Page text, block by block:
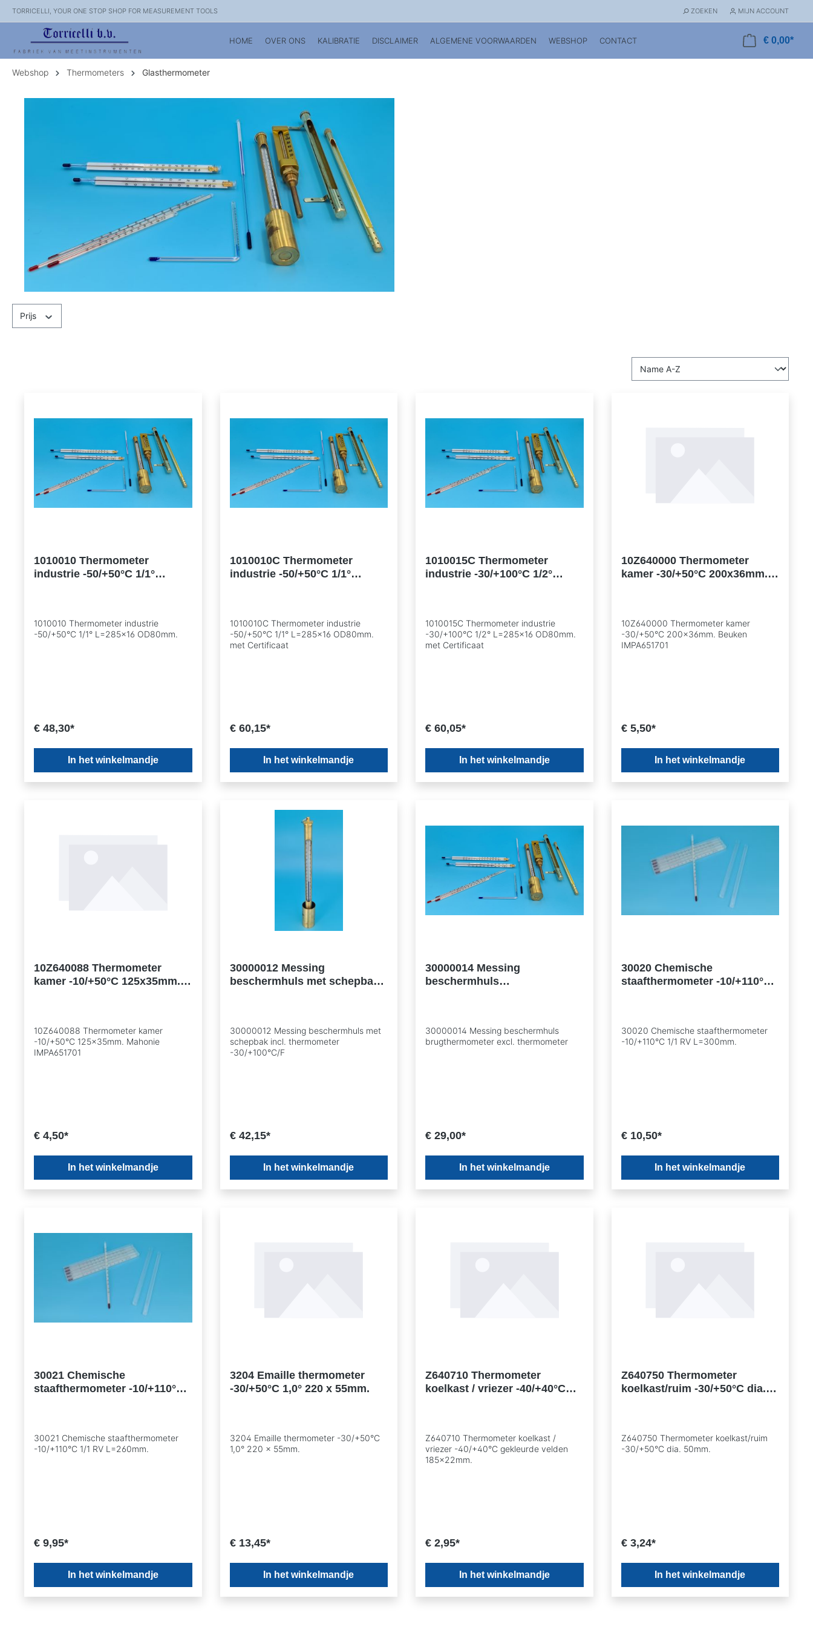
TORRICELLI, YOUR ONE STOP SHOP FOR MEASUREMENT TOOLS ZOEKEN MIJN ACCOUNT
HOME OVER ONS KALIBRATIE DISCLAIMER ALGEMENE VOORWAARDEN WEBSHOP CONTACT € 0,00*
Webshop Thermometers Glasthermometer
Prijs
1010010 Thermometer
industrie -50/+50°C 1/1°
1010010 Thermometer industrie
-50/+50°C 1/1° L=285x16 OD80mm.
€ 48,30*
In het winkelmandje
1010010C Thermometer
industrie -50/+50°C 1/1°
1010010C Thermometer industrie
-50/+50°C 1/1° L=285x16 OD80mm.
met Certificaat
€ 60,15*
In het winkelmandje
1010015C Thermometer
industrie -30/+100°C 1/2°
1010015C Thermometer industrie
-30/+100°C 1/2° L=285x16 OD80mm.
met Certificaat
€ 60,05*
In het winkelmandje
10Z640000 Thermometer
kamer -30/+50°C 200x36mm.
10Z640000 Thermometer kamer
-30/+50°C 200x36mm. Beuken
IMPA651701
€ 5,50*
In het winkelmandje
10Z640088 Thermometer
kamer -10/+50°C 125x35mm.
10Z640088 Thermometer kamer
-10/+50°C 125x35mm. Mahonie
IMPA651701
€ 4,50*
In het winkelmandje
30000012 Messing
beschermhuls met schepbak
30000012 Messing beschermhuls met
schepbak incl. thermometer
-30/+100°C/F
€ 42,15*
In het winkelmandje
30000014 Messing
beschermhuls
30000014 Messing beschermhuls
brugthermometer excl. thermometer
€ 29,00*
In het winkelmandje
30020 Chemische
staafthermometer -10/+110°C
30020 Chemische staafthermometer
-10/+110°C 1/1 RV L=300mm.
€ 10,50*
In het winkelmandje
30021 Chemische
staafthermometer -10/+110°C
30021 Chemische staafthermometer
-10/+110°C 1/1 RV L=260mm.
€ 9,95*
In het winkelmandje
3204 Emaille thermometer
-30/+50°C 1,0° 220 x 55mm.
3204 Emaille thermometer -30/+50°C
1,0° 220 x 55mm.
€ 13,45*
In het winkelmandje
Z640710 Thermometer
koelkast / vriezer -40/+40°C
Z640710 Thermometer koelkast /
vriezer -40/+40°C gekleurde velden
185x22mm.
€ 2,95*
In het winkelmandje
Z640750 Thermometer
koelkast/ruim -30/+50°C dia.
Z640750 Thermometer koelkast/ruim
-30/+50°C dia. 50mm.
€ 3,24*
In het winkelmandje